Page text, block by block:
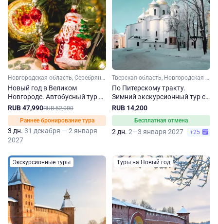
Новгородская область, Серебряное кольцо
Новый год в Великом
Новгороде. Автобусный тур из
Москвы
RUB 47,990RUB 52,000
Раннее бронирование тура
3 дн. 31 декабря — 2 января
2027
Тверская область, Новгородская область, Серебряное кольцо
По Питерскому тракту.
Зимний экскурсионный тур с
посещением Валдая и
Великого Новгорода
RUB 14,200
Бесплатная отмена
2 дн. 2—3 января 2027 +25
Экскурсионные туры Туры на Новый год